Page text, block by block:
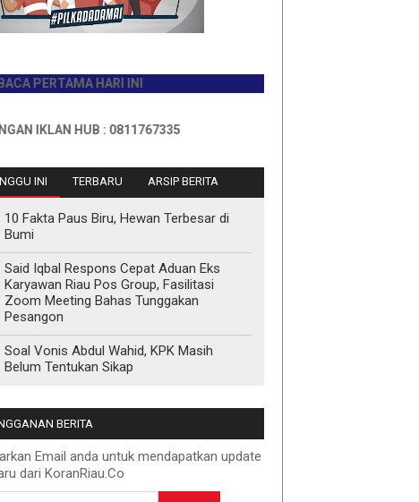
HARI INI
HUB : 0811767335
INI TERBARU ARSIP BERITA
10 Fakta Paus Biru, Hewan Terbesar di
Bumi
Said Iqbal Respons Cepat Aduan Eks
Karyawan Riau Pos Group, Fasilitasi
Zoom Meeting Bahas Tunggakan
Pesangon
Soal Vonis Abdul Wahid, KPK Masih
Belum Tentukan Sikap
BERITA
Email anda untuk mendapatkan update
dari KoranRiau.Co